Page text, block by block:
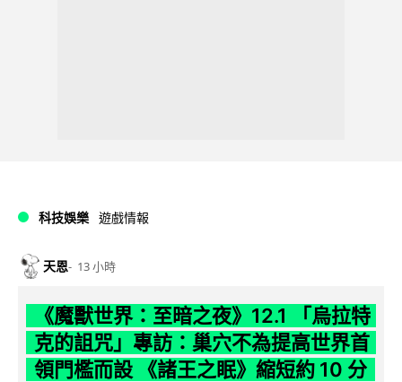
科技娛樂 遊戲情報
天恩 13 小時
《魔獸世界：至暗之夜》12.1 「烏拉特
克的詛咒」專訪：巢穴不為提高世界首
領門檻而設 《諸王之眠》縮短約 10 分